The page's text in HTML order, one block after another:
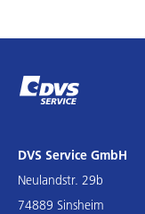
DVS Service GmbH
Neulandstr. 29b
74889 Sinsheim